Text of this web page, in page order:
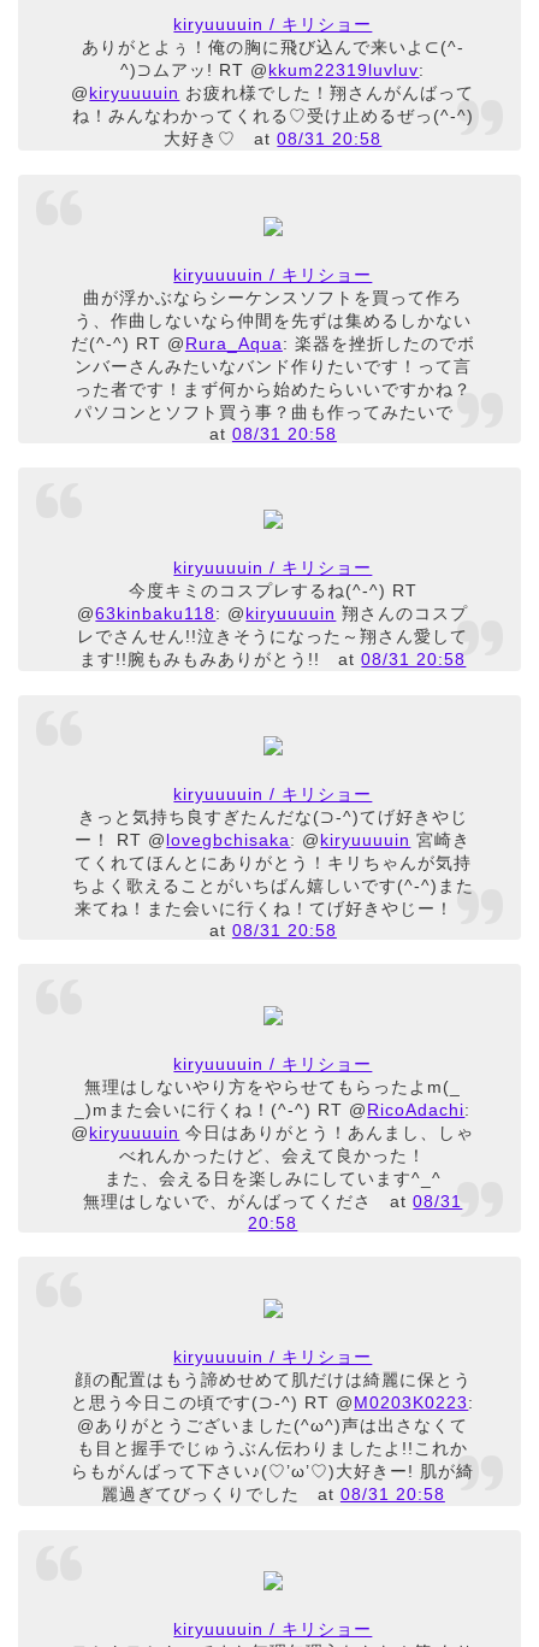
kiryuuuuin / キリショー
ありがとよぅ！俺の胸に飛び込んで来いよ⊂(^-
^)⊃ムアッ! RT @kkum22319luvluv:
@kiryuuuuin お疲れ様でした！翔さんがんばって
ね！みんなわかってくれる♡受け止めるぜっ(^-^)
大好き♡
at08/31 20:58
kiryuuuuin / キリショー
曲が浮かぶならシーケンスソフトを買って作ろ
う、作曲しないなら仲間を先ずは集めるしかない
だ(^-^) RT @Rura_Aqua: 楽器を挫折したのでボ
ンバーさんみたいなバンド作りたいです！って言
った者です！まず何から始めたらいいですかね？
パソコンとソフト買う事？曲も作ってみたいで
at 08/31 20:58
kiryuuuuin / キリショー
今度キミのコスプレするね(^-^) RT
@63kinbaku118: @kiryuuuuin 翔さんのコスプ
レでさんせん!!泣きそうになった～翔さん愛して
ます!!腕もみもみありがとう!!
at08/31 20:58
kiryuuuuin / キリショー
きっと気持ち良すぎたんだな(⊃-^)てげ好きやじ
ー！ RT @lovegbchisaka: @kiryuuuuin 宮崎き
てくれてほんとにありがとう！キリちゃんが気持
ちよく歌えることがいちばん嬉しいです(^-^)また
来てね！また会いに行くね！てげ好きやじー！
at 08/31 20:58
kiryuuuuin / キリショー
無理はしないやり方をやらせてもらったよm(_
_)mまた会いに行くね！(^-^) RT @RicoAdachi:
@kiryuuuuin 今日はありがとう！あんまし、しゃ
べれんかったけど、会えて良かった！
また、会える日を楽しみにしています^_^
無理はしないで、がんばってくださ
at08/31
20:58
kiryuuuuin / キリショー
顔の配置はもう諦めせめて肌だけは綺麗に保とう
と思う今日この頃です(⊃-^) RT @M0203K0223:
@ありがとうございました(^ω^)声は出さなくて
も目と握手でじゅうぶん伝わりましたよ!!これか
らもがんばって下さい♪(♡’ω’♡)大好きー! 肌が綺
麗過ぎてびっくりでした
at 08/31 20:58
kiryuuuuin / キリショー